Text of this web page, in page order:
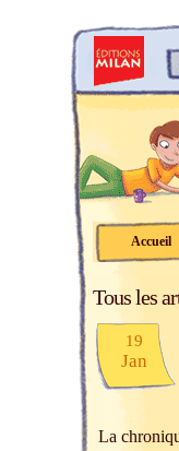
Accueil
Tous les
19
Jan
La